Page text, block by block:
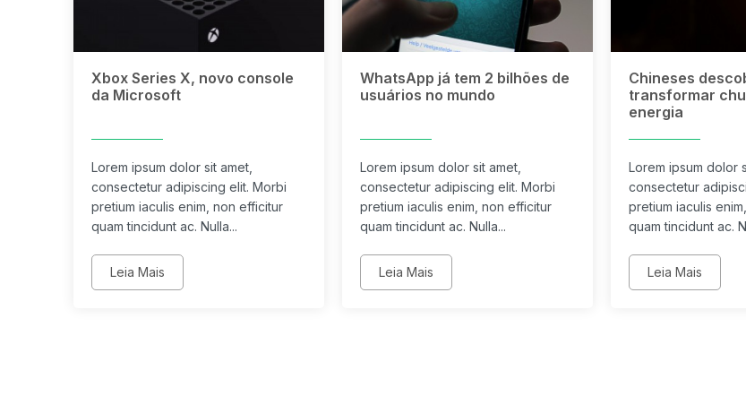
Xbox Series X, novo console
da Microsoft
Lorem ipsum dolor sit amet,
consectetur adipiscing elit. Morbi
pretium iaculis enim, non efficitur
quam tincidunt ac. Nulla...
Leia Mais
WhatsApp já tem 2 bilhões de
usuários no mundo
Lorem ipsum dolor sit amet,
consectetur adipiscing elit. Morbi
pretium iaculis enim, non efficitur
quam tincidunt ac. Nulla...
Leia Mais
Chineses
transformar
energia
Lorem ipsum dolor
consectetur
pretium iaculis
quam tincidunt ac.
Leia Mais